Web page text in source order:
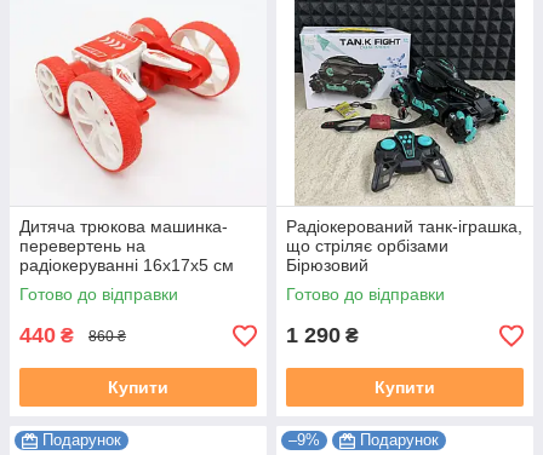
Дитяча трюкова машинка-
перевертень на
радіокеруванні 16х17х5 см
EL-2162
Готово до відправки
440 ₴ 860 ₴
Купити
Радіокерований танк-іграшка,
що стріляє орбізами
Бірюзовий
Готово до відправки
1 290 ₴
Купити
Подарунок –9% Подарунок